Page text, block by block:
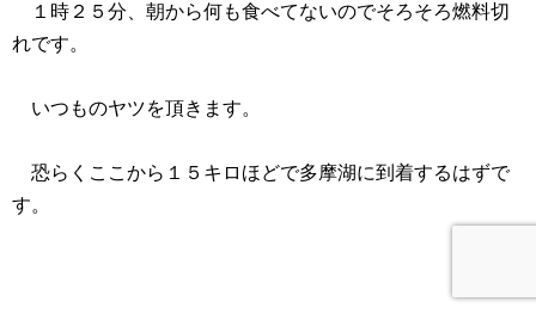
１時２５分、朝から何も食べてないのでそろそろ燃料切
れです。
いつものヤツを頂きます。
恐らくここから１５キロほどで多摩湖に到着するはずで
す。